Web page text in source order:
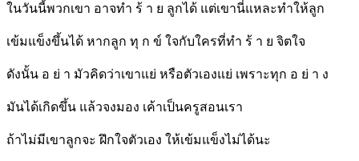
ในวันนี้พวกเขา อาจทำ ร้ า ย ลูกได้ แต่เขานี่แหละทำให้ลูก
เข้มแข็งขึ้นได้ หากลูก ทุ ก ข์ ใจกับใครที่ทำ ร้ า ย จิตใจ
ดังนั้น อ ย่ า มัวคิดว่าเขาแย่ หรือตัวเองแย่ เพราะทุก อ ย่ า ง
มันได้เกิดขึ้น แล้วจงมอง เค้าเป็นครูสอนเรา
ถ้าไม่มีเขาลูกจะ ฝึกใจตัวเอง ให้เข้มแข็งไม่ได้นะ